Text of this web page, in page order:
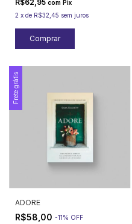
R$62,95 com Pix
2 x de R$32,45 sem juros
Frete grátis
ADORE
R$58,00 -11% OFF